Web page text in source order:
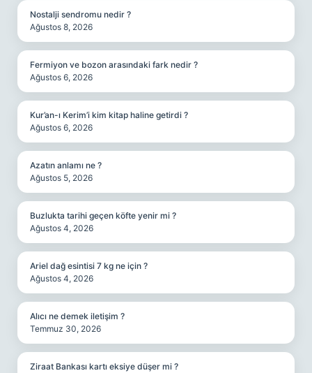
Nostalji sendromu nedir ?
Ağustos 8, 2026
Fermiyon ve bozon arasındaki fark nedir ?
Ağustos 6, 2026
Kur’an-ı Kerim’i kim kitap haline getirdi ?
Ağustos 6, 2026
Azatın anlamı ne ?
Ağustos 5, 2026
Buzlukta tarihi geçen köfte yenir mi ?
Ağustos 4, 2026
Ariel dağ esintisi 7 kg ne için ?
Ağustos 4, 2026
Alıcı ne demek iletişim ?
Temmuz 30, 2026
Ziraat Bankası kartı eksiye düşer mi ?